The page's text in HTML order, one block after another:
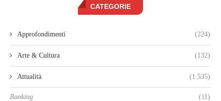
CATEGORIE
Approfondimenti (224)
Arte & Cultura (132)
Attualità (1.535)
Banking (11)